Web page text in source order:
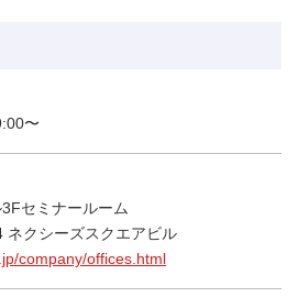
〜
セミナールーム
ネクシーズスクエアビル
company/offices.html